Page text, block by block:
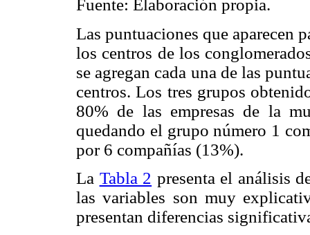
Fuente: Elaboración propia.
Las puntuaciones que aparecen
los centros de los
se agregan cada una de las
centros. Los tres grupos
80% de las empresas de la
quedando el grupo número 1
por 6 compañías (13%).
La Tabla 2 presenta el análisis
las variables son muy
presentan diferencias